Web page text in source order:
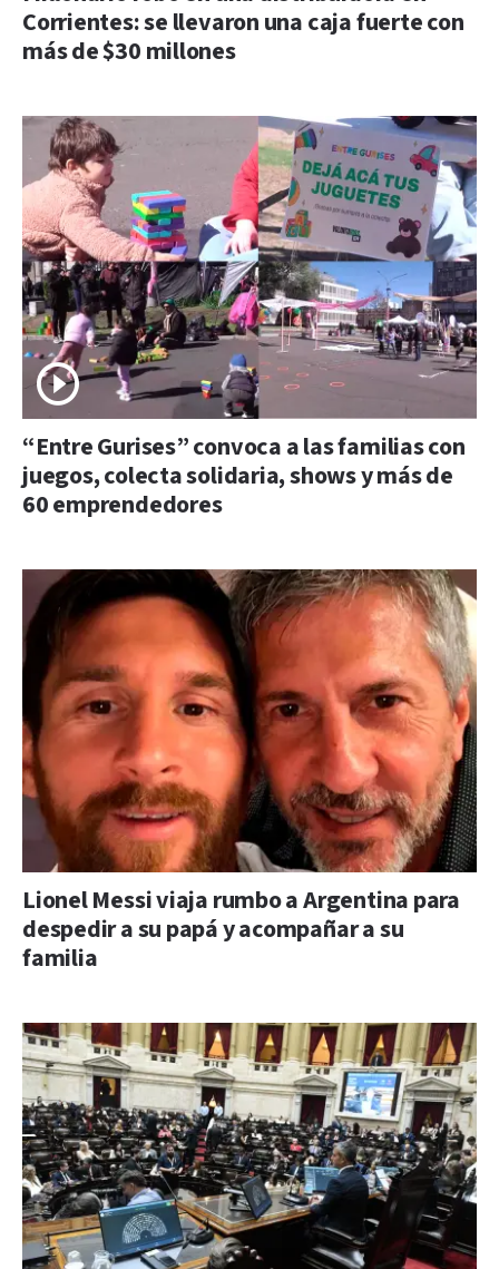
Corrientes: se llevaron una caja fuerte con
más de $30 millones
“Entre Gurises” convoca a las familias con
juegos, colecta solidaria, shows y más de
60 emprendedores
Lionel Messi viaja rumbo a Argentina para
despedir a su papá y acompañar a su
familia